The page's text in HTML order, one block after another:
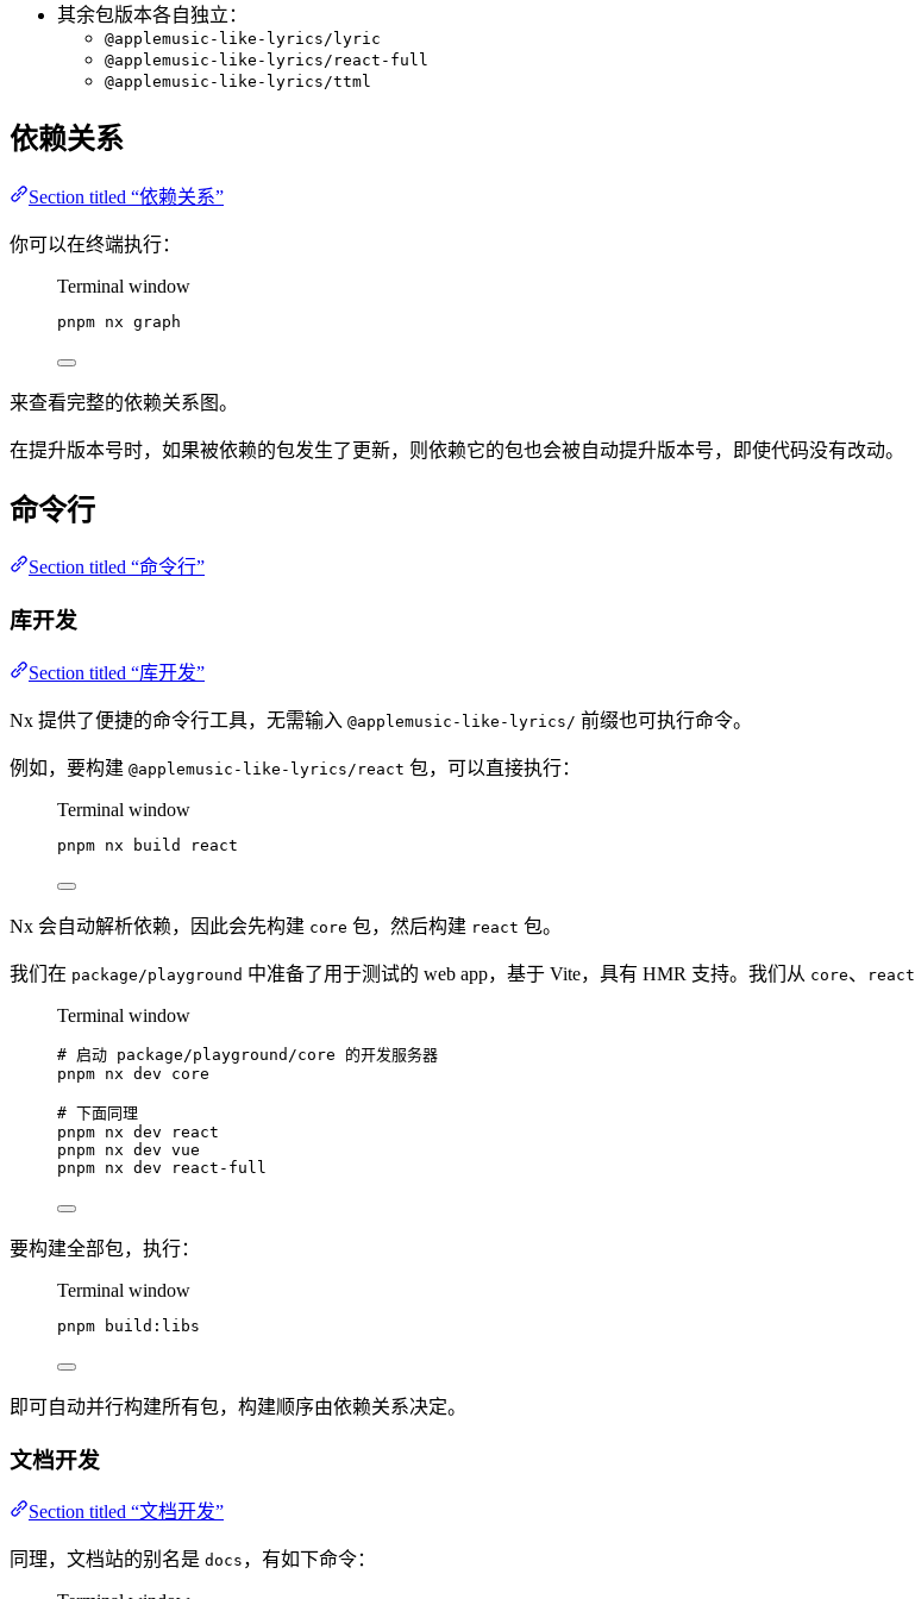
其余包版本各自独立：
@applemusic-like-lyrics/lyric
@applemusic-like-lyrics/react-full
@applemusic-like-lyrics/ttml
依赖关系
Section titled “依赖关系”
你可以在终端执行：
Terminal window
pnpm nx graph
来查看完整的依赖关系图。
在提升版本号时，如果被依赖的包发生了更新，则依赖它的包也会被自动提升版本号，即使代码没有改动。
命令行
Section titled “命令行”
库开发
Section titled “库开发”
Nx 提供了便捷的命令行工具，无需输入 @applemusic-like-lyrics/ 前缀也可执行命令。
例如，要构建 @applemusic-like-lyrics/react 包，可以直接执行：
Terminal window
pnpm nx build react
Nx 会自动解析依赖，因此会先构建 core 包，然后构建 react 包。
我们在 package/playground 中准备了用于测试的 web app，基于 Vite，具有 HMR 支持。我们从 core、 react
Terminal window
# 启动 package/playground/core 的开发服务器
pnpm nx dev core
# 下面同理
pnpm nx dev
react
pnpm nx dev vue
pnpm nx dev react-full
要构建全部包，执行：
Terminal window
pnpm build:libs
即可自动并行构建所有包，构建顺序由依赖关系决定。
文档开发
Section titled “文档开发”
同理，文档站的别名是 docs ，有如下命令：